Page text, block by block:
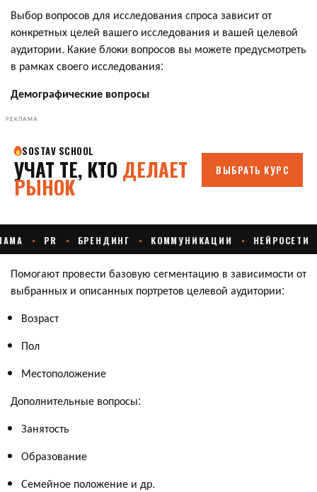
Выбор вопросов для исследования спроса зависит от
конкретных целей вашего исследования и вашей целевой
аудитории. Какие блоки вопросов вы можете предусмотреть
в рамках своего исследования:
Демографические вопросы
РЕКЛАМА
Помогают провести базовую сегментацию в зависимости от
выбранных и описанных портретов целевой аудитории:
Возраст
Пол
Местоположение
Дополнительные вопросы:
Занятость
Образование
Семейное положение и др.